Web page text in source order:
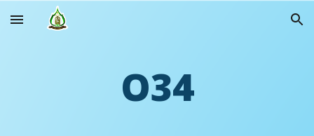
Skip to main content Skip to navigation
O34